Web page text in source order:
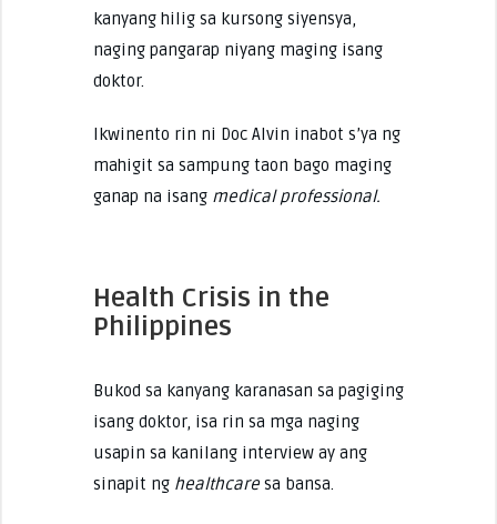
kanyang hilig sa kursong siyensya,
naging pangarap niyang maging isang
doktor.
Ikwinento rin ni Doc Alvin inabot s’ya ng
mahigit sa sampung taon bago maging
ganap na isang medical professional.
Health Crisis in the
Philippines
Bukod sa kanyang karanasan sa pagiging
isang doktor, isa rin sa mga naging
usapin sa kanilang interview ay ang
sinapit ng healthcare sa bansa.